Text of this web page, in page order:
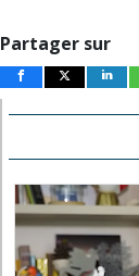
Partager sur